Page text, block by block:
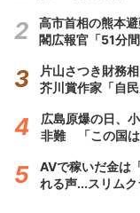
高市首相の熊本
閣広報官「51分
片山さつき財務
芥川賞作家「自
広島原爆の日、
非難 「この国は
AVで稼いだ金は
れる声...スリムク